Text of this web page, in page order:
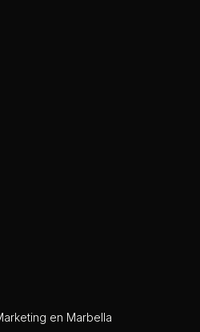
en Marbella